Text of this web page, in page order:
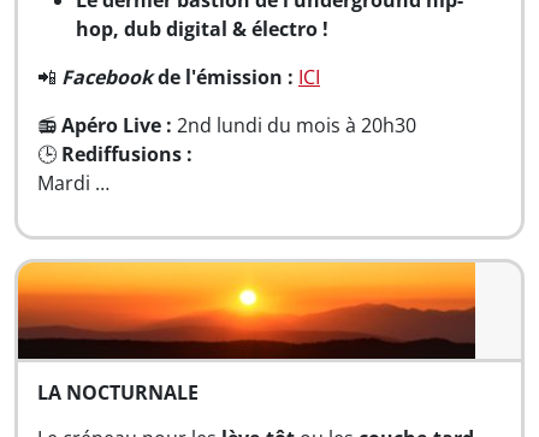
hop, dub digital & électro !
📲 Facebookde l'émission : ICI
📻Apéro Live : 2nd lundi du mois à 20h30
🕒 Rediffusions :
Mardi …
LA NOCTURNALE